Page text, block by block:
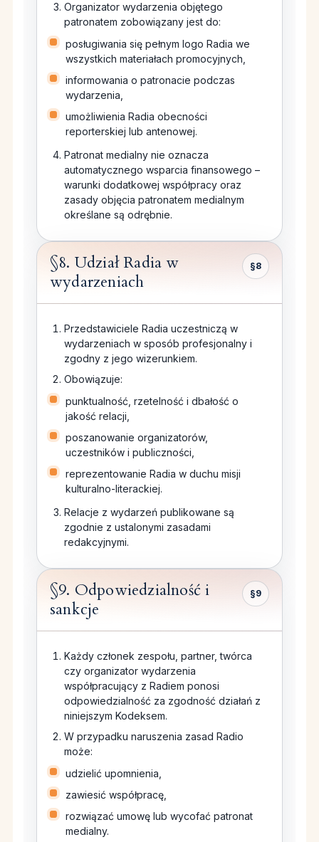
Organizator wydarzenia objętego
patronatem zobowiązany jest do:
posługiwania się pełnym logo Radia we
wszystkich materiałach promocyjnych,
informowania o patronacie podczas
wydarzenia,
umożliwienia Radia obecności
reporterskiej lub antenowej.
Patronat medialny nie oznacza
automatycznego wsparcia finansowego –
warunki dodatkowej współpracy oraz
zasady objęcia patronatem medialnym
określane są odrębnie.
§8. Udział Radia w
wydarzeniach
§8
Przedstawiciele Radia uczestniczą w
wydarzeniach w sposób profesjonalny i
zgodny z jego wizerunkiem.
Obowiązuje:
punktualność, rzetelność i dbałość o
jakość relacji,
poszanowanie organizatorów,
uczestników i publiczności,
reprezentowanie Radia w duchu misji
kulturalno-literackiej.
Relacje z wydarzeń publikowane są
zgodnie z ustalonymi zasadami
redakcyjnymi.
§9. Odpowiedzialność i
sankcje
§9
Każdy członek zespołu, partner, twórca
czy organizator wydarzenia
współpracujący z Radiem ponosi
odpowiedzialność za zgodność działań z
niniejszym Kodeksem.
W przypadku naruszenia zasad Radio
może:
udzielić upomnienia,
zawiesić współpracę,
rozwiązać umowę lub wycofać patronat
medialny.